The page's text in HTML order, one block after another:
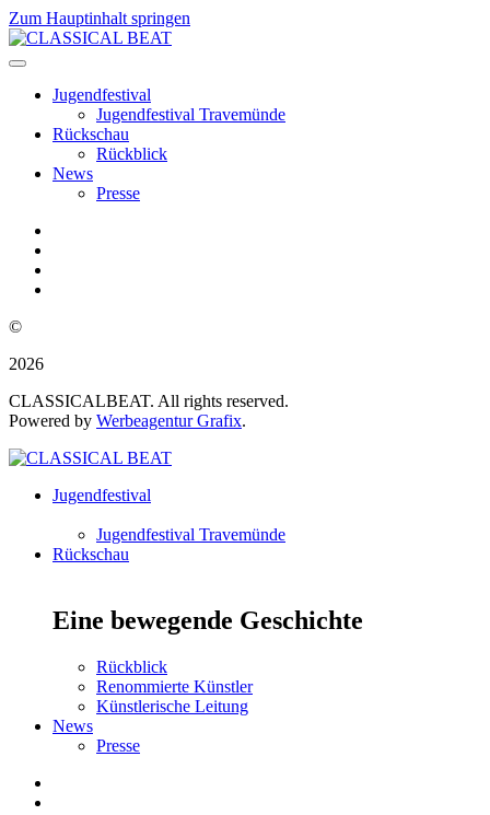
Zum Hauptinhalt springen
Jugendfestival
Jugendfestival Travemünde
Rückschau
Rückblick
News
Presse
©
2026
CLASSICALBEAT. All rights reserved.
Powered by Werbeagentur Grafix.
Jugendfestival
Jugendfestival Travemünde
Rückschau
Eine bewegende Geschichte
Rückblick
Renommierte Künstler
Künstlerische Leitung
News
Presse